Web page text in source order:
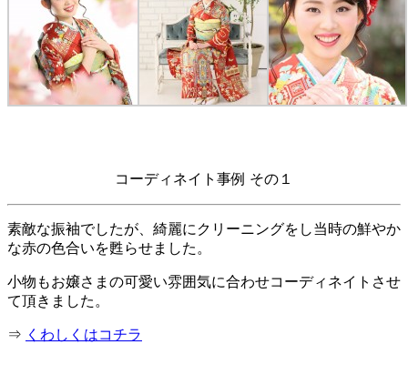
コーディネイト事例 その１
素敵な振袖でしたが、綺麗にクリーニングをし当時の鮮やか
な赤の色合いを甦らせました。
小物もお嬢さまの可愛い雰囲気に合わせコーディネイトさせ
て頂きました。
⇒ くわしくはコチラ